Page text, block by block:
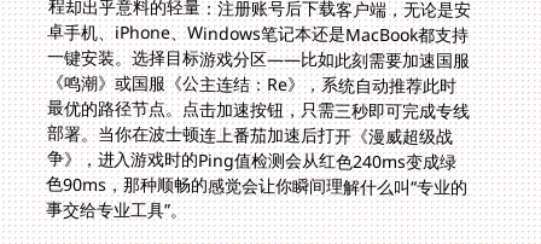
事交给专业工具”。